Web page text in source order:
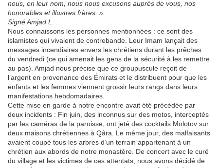
nous, en leur nom, nous nous excusons auprès de vous, nos
honorables et illustres frères. ».
Signé Amjad L.
Nous connaissons les personnes mentionnées : ce sont des
islamistes qui vivaient de contrebande. Leur Imam lançait des
messages incendiaires envers les chrétiens durant les prêches
du vendredi (ce qui amenait les gens de la sécurité à les remettre
au pas). Amjad nous précise que ce groupuscule reçoit de
l’argent en provenance des Émirats et le distribuent pour que les
enfants et les femmes viennent grossir leurs rangs dans leurs
manifestations hebdomadaires.
Cette mise en garde à notre encontre avait été précédée par
deux incidents : Fin juin, des inconnus sur des motos, interceptés
par les caméras de la paroisse, ont jeté des cocktails Molotov sur
deux maisons chrétiennes à Qâra. Le même jour, des malfaisants
avaient coupé tous les arbres d’un terrain appartenant à un
chrétien aux abords de notre monastère. De concert avec le curé
du village et les victimes de ces attentats, nous avons décidé de